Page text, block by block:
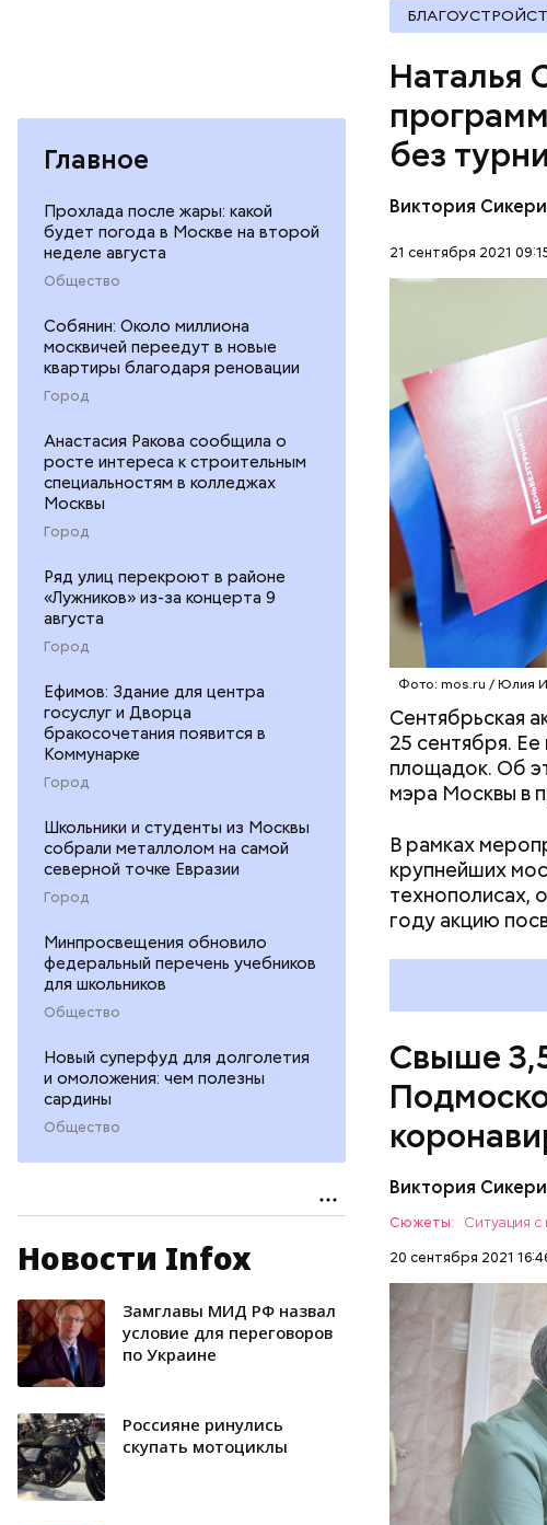
Главное
Прохлада после жары: какой
будет погода в Москве на второй
неделе августа
Общество
Собянин: Около миллиона
москвичей переедут в новые
квартиры благодаря реновации
Город
Анастасия Ракова сообщила о
росте интереса к строительным
специальностям в колледжах
Москвы
Город
Ряд улиц перекроют в районе
«Лужников» из-за концерта 9
августа
Город
Ефимов: Здание для центра
госуслуг и Дворца
бракосочетания появится в
Коммунарке
Город
Школьники и студенты из Москвы
собрали металлолом на самой
северной точке Евразии
Город
Минпросвещения обновило
федеральный перечень учебников
для школьников
Общество
Новый суперфуд для долголетия
и омоложения: чем полезны
сардины
Общество
Новости Infox
Замглавы МИД РФ назвал
условие для переговоров
по Украине
Россияне ринулись
скупать мотоциклы
Наталья
без
Виктория
21 сентября 2021
Фото: mos.ru / Юлия
Сентябрьская
25 сентября.
площадок. Об
мэра Москвы в
В рамках
крупнейших
технополисах,
году акцию
—
креативных
экскурсии
пространства
ДЕНЬ БЕЗ
Свыше
Виктория
Сюжеты: Ситуация
20 сентября 2021
— Чтобы
необходимо
эффективный
уже свыше трех
В издании «
вакцинации
В
что за
случая
ВАКЦИНАЦИЯ
СВЕТЛАНА